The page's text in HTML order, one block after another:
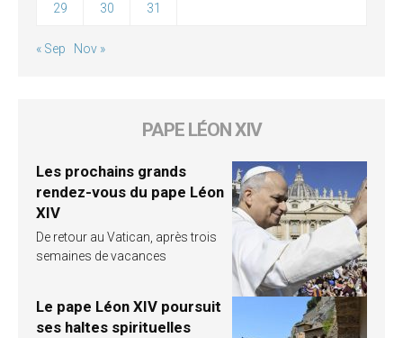
29 30 31
« Sep Nov »
PAPE LÉON XIV
Les prochains grands
rendez-vous du pape Léon
XIV
De retour au Vatican, après trois
semaines de vacances
Le pape Léon XIV poursuit
ses haltes spirituelles